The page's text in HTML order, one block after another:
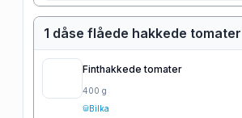
1 dåse flåede hakkede tomater
Finthakkede tomater
400 g
Bilka